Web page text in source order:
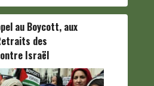
au Boycott, aux
des
Israël